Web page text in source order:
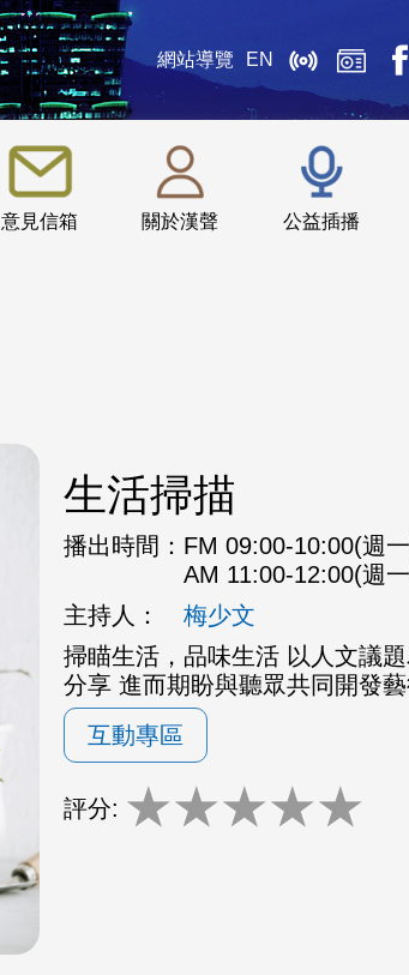
網站導覽 EN
意見信箱 關於漢聲 公益插播
:::
生活掃描
播出時間： FM 09:00-10:00(週
AM 11:00-12:00(週
主持人：
梅少文
掃瞄生活，品味生活 以人文議
分享 進而期盼與聽眾共同開發
互動專區
評分: ★★★★★